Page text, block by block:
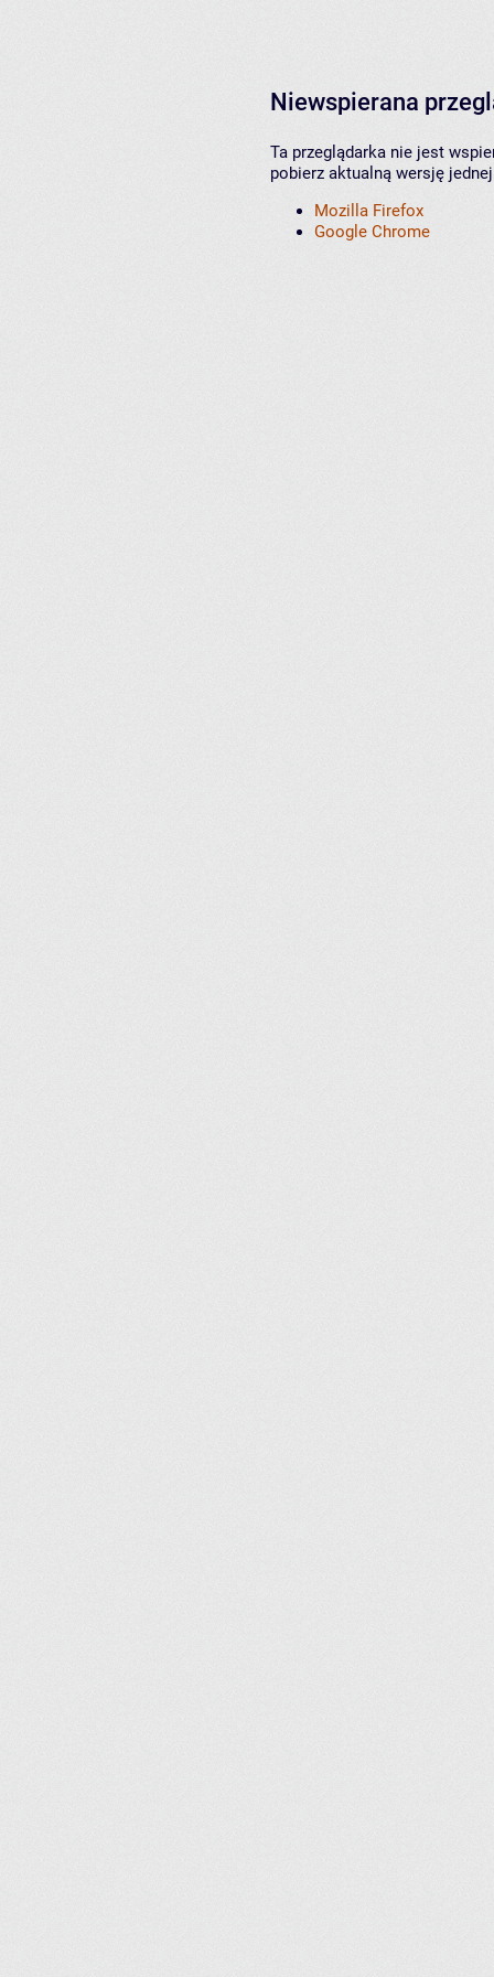
Niewspierana
Ta przeglądarka nie jest
pobierz aktualną wersję
Mozilla Firefox
Google Chrome